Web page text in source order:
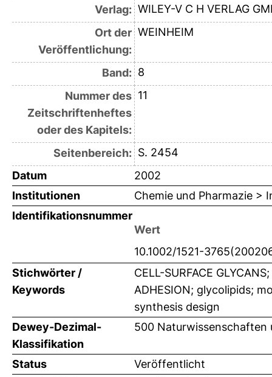
Verlag: WILEY-V C H VERLAG
Ort der
Veröffentlichung:
WEINHEIM
Band: 8
Nummer des
Zeitschriftenheftes
oder des Kapitels:
11
Seitenbereich: S. 2454
Datum
2002
Institutionen
Chemie und Pharmazie >
Identifikationsnummer
Wert
10.1002/1521-
Stichwörter /
Keywords
CELL-SURFACE
ADHESION; glycolipids;
synthesis design
Dewey-Dezimal-
Klassifikation
500 Naturwissenschaften
Status
Veröffentlicht